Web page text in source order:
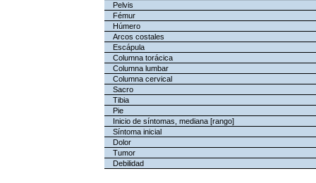
Pelvis
Fémur
Húmero
Arcos costales
Escápula
Columna torácica
Columna lumbar
Columna cervical
Sacro
Tibia
Pie
Inicio de síntomas, mediana [rango]
Síntoma inicial
Dolor
Tumor
Debilidad